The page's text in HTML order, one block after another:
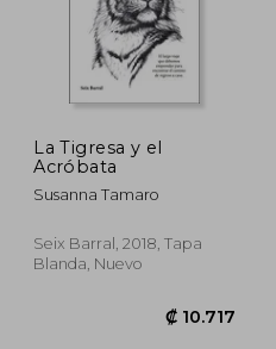
La Tigresa y el
Acróbata
Susanna Tamaro
Seix Barral, 2018, Tapa
Blanda, Nuevo